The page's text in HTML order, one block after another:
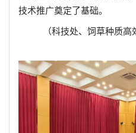
技术推广奠定了基础。
（科技处、饲草种质